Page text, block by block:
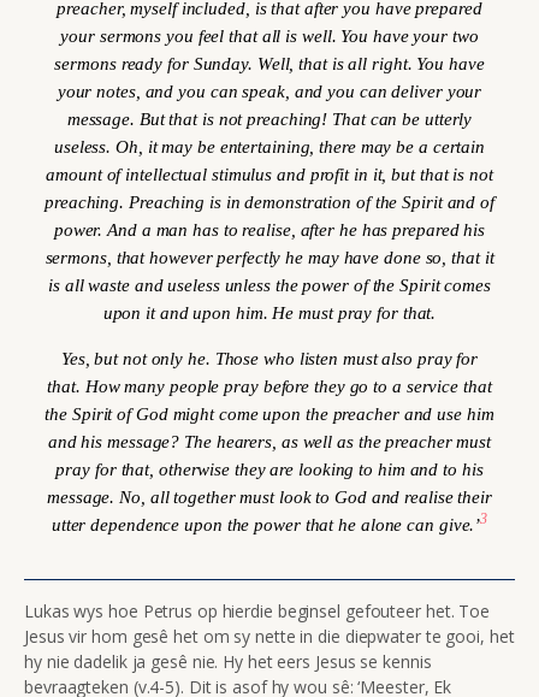
preacher, myself included, is that after you have prepared
your sermons you feel that all is well. You have your two
sermons ready for Sunday. Well, that is all right. You have
your notes, and you can speak, and you can deliver your
message. But that is not preaching! That can be utterly
useless. Oh, it may be entertaining, there may be a certain
amount of intellectual stimulus and profit in it, but that is not
preaching. Preaching is in demonstration of the Spirit and of
power. And a man has to realise, after he has prepared his
sermons, that however perfectly he may have done so, that it
is all waste and useless unless the power of the Spirit comes
upon it and upon him. He must pray for that.
Yes, but not only he. Those who listen must also pray for
that. How many people pray before they go to a service that
the Spirit of God might come upon the preacher and use him
and his message? The hearers, as well as the preacher must
pray for that, otherwise they are looking to him and to his
message. No, all together must look to God and realise their
utter dependence upon the power that he alone can give.’3
Lukas wys hoe Petrus op hierdie beginsel gefouteer het. Toe
Jesus vir hom gesê het om sy nette in die diepwater te gooi, het
hy nie dadelik ja gesê nie. Hy het eers Jesus se kennis
bevraagteken (v.4-5). Dit is asof hy wou sê: ‘Meester, Ek